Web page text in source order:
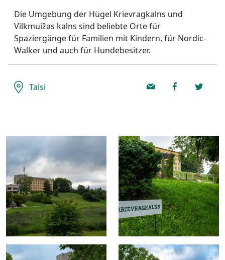
Die Umgebung der Hügel Krievragkalns und
Vilkmuižas kalns sind beliebte Orte für
Spaziergänge für Familien mit Kindern, für Nordic-
Walker und auch für Hundebesitzer.
Talsi